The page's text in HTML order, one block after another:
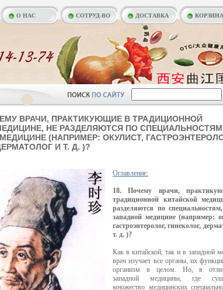
О НАС СОТРУД-ВО ДОСТАВКА КОРЗИНА
ВРАЧИ, ПРАКТИКУЮЩИЕ В ТРАДИЦИОННОЙ
НЕ РАЗДЕЛЯЮТСЯ ПО
(НАПРИМЕР: ОКУЛИСТ,
И Т. Д. )?
Оглавление:
18. Почему врачи,
традиционной китайской
разделяются по
западной медицине (например:
гастроэнтеролог, гинеколог,
т. д. )?
Как в китайской, так и в западной
врач изучает все органы, их
организм в целом. Но, в
западной медицины, где
множество медицинских